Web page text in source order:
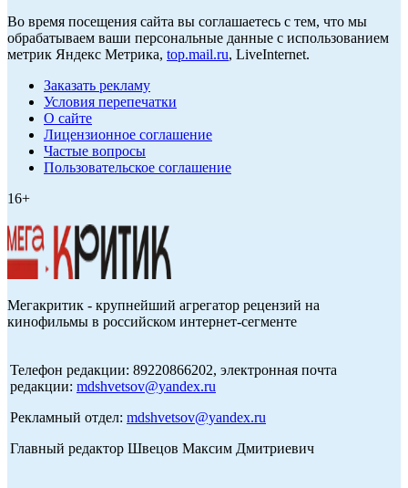
Во время посещения сайта вы соглашаетесь с тем, что мы
обрабатываем ваши персональные данные с использованием
метрик Яндекс Метрика, top.mail.ru, LiveInternet.
Заказать рекламу
Условия перепечатки
О сайте
Лицензионное соглашение
Частые вопросы
Пользовательское соглашение
16+
Мегакритик - крупнейший агрегатор рецензий на
кинофильмы в российском интернет-сегменте
Телефон редакции: 89220866202, электронная почта
редакции: mdshvetsov@yandex.ru
Рекламный отдел: mdshvetsov@yandex.ru
Главный редактор Швецов Максим Дмитриевич